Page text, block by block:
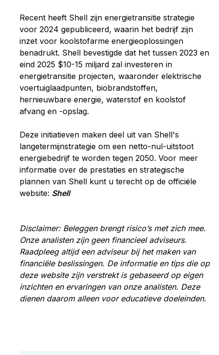
Recent heeft Shell zijn energietransitie strategie
voor 2024 gepubliceerd, waarin het bedrijf zijn
inzet voor koolstofarme energieoplossingen
benadrukt. Shell bevestigde dat het tussen 2023 en
eind 2025 $10-15 miljard zal investeren in
energietransitie projecten, waaronder elektrische
voertuiglaadpunten, biobrandstoffen,
hernieuwbare energie, waterstof en koolstof
afvang en -opslag.
Deze initiatieven maken deel uit van Shell's
langetermijnstrategie om een netto-nul-uitstoot
energiebedrijf te worden tegen 2050. Voor meer
informatie over de prestaties en strategische
plannen van Shell kunt u terecht op de officiële
website: Shell
Disclaimer: Beleggen brengt risico’s met zich mee.
Onze analisten zijn geen financieel adviseurs.
Raadpleeg altijd een adviseur bij het maken van
financiële beslissingen. De informatie en tips die op
deze website zijn verstrekt is gebaseerd op eigen
inzichten en ervaringen van onze analisten. Deze
dienen daarom alleen voor educatieve doeleinden.